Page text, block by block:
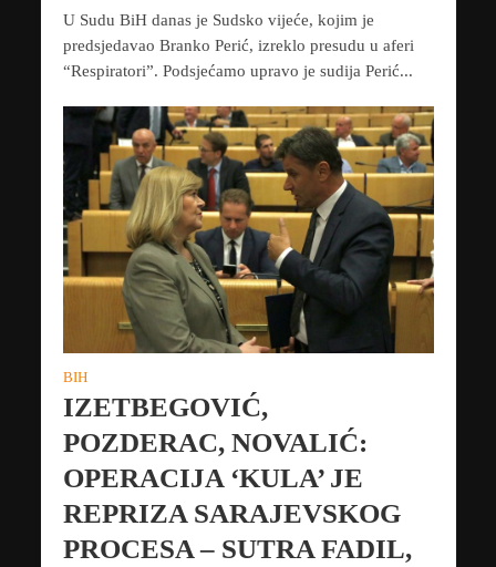
U Sudu BiH danas je Sudsko vijeće, kojim je
predsjedavao Branko Perić, izreklo presudu u aferi
“Respiratori”. Podsjećamo upravo je sudija Perić...
BIH
IZETBEGOVIĆ,
POZDERAC, NOVALIĆ:
OPERACIJA ‘KULA’ JE
REPRIZA SARAJEVSKOG
PROCESA – SUTRA FADIL,